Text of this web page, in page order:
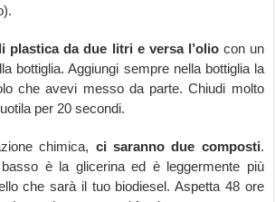
plastica da due litri e versa l’oliocon un
bottiglia. Aggiungi sempre nella bottiglia la
che avevi messo da parte. Chiudi molto
per 20 secondi.
chimica, ci saranno due composti.
è la glicerina ed è leggermente più
che sarà il tuo biodiesel. Aspetta 48 ore